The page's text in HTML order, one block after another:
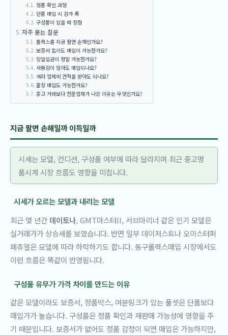
정품 확인 과정
단품 매입 시 감가 폭
구성품이 있을 때 장점
자주 묻는 질문
롤렉스를 지금 팔면 손해인가요?
보증서 없이도 매입이 가능한가요?
당일입금이 정말 가능한가요?
사용감이 많아도 매입되나요?
여러 업체에 견적을 받아도 되나요?
출장 매입도 가능한가요?
중고 거래보다 전문업체가 나은 이유는 무엇인가요?
지금 팔면 손해일까 이득일까
시세는 모델, 컨디션, 구성품 여부에 따라 달라지며 최근 중고명
품시계 시장 흐름도 영향을 미칩니다.
시세가 오르는 모델과 내리는 모델
최근 몇 년간 데이토나, GMT마스터II, 서브마리너 같은 인기 모델은
실거래가가 상승세를 보였습니다. 반면 일부 데이저스트나 오이스터퍼
페츄얼은 모델에 따라 하락하기도 합니다. 동구롤렉스매입 시장에서도
이런 흐름은 똑같이 반영됩니다.
구성품 유무가 가격 차이를 만드는 이유
같은 모델이라도 보증서, 정품박스, 여분링크가 있는 풀셋은 단품보다
매입가가 높습니다. 구성품은 정품 확인과 재판매 가능성에 영향을 주
기 때문입니다. 보증서가 없어도 정품 감정이 되면 매입은 가능하지만,